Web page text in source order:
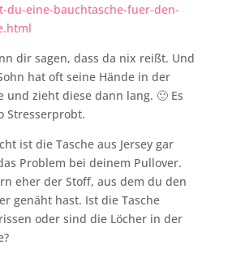
du-eine-bauchtasche-fuer-den-
dir sagen, dass da nix reißt. Und
hat oft seine Hände in der
und zieht diese dann lang. 🙂 Es
Stresserprobt.
ist die Tasche aus Jersey gar
Problem bei deinem Pullover.
eher der Stoff, aus dem du den
genäht hast. Ist die Tasche
oder sind die Löcher in der